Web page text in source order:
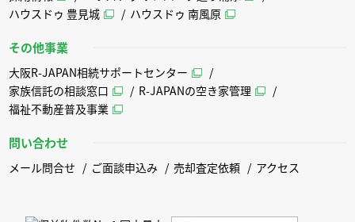
ハウスドゥ 豊見城
ハウスドゥ 南風原
その他事業
大阪R-JAPAN相続サポートセンター
家族信託の相談窓口
R-JAPANの空き家管理
福祉不動産普及事業
問い合わせ
メール問合せ ご面談申込み 売却査定依頼 アクセス